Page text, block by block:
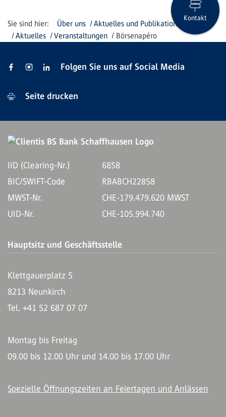
Über uns
Aktuelles und Publikationen
Aktuelles
Veranstaltungen Börsenapéro
Kontakt
Folgen Sie uns auf Social Media
Seite drucken
IID (Clearing-Nr.)
6858
BIC/SWIFT-Code
RBABCH22858
MWST-Nr.
CHE-179.479.620 MWST
UID-Nr.
CHE-105.994.740
Hauptsitz und Geschäftsstelle
Klettgauerplatz 5
8213 Neunkirch
Tel. +41 52 687 07 07
Montag bis Freitag
09.00 bis 12.00 Uhr und 14.00 bis 17.00 Uhr
Spezielle Öffnungszeiten an Feiertagen und Anlässen